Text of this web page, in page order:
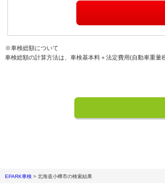
※車検総額について
車検総額の計算方法は、車検基本料＋法定費用(自動車重
EPARK車検 > 北海道小樽市の検索結果